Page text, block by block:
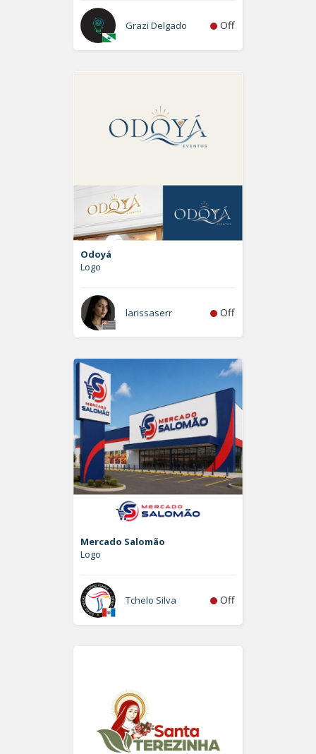
Grazi Delgado Off
Odoyá
Logo
larissaserr Off
Mercado Salomão
Logo
Tchelo Silva Off